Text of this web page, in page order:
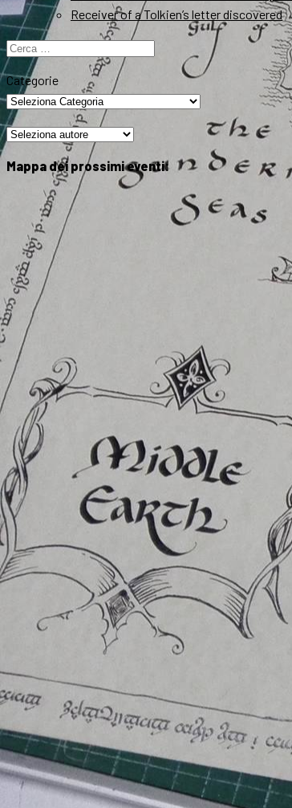
Receiver of a Tolkien’s letter discovered
Ricerca
per:
Categorie
Mappa dei prossimi eventi: